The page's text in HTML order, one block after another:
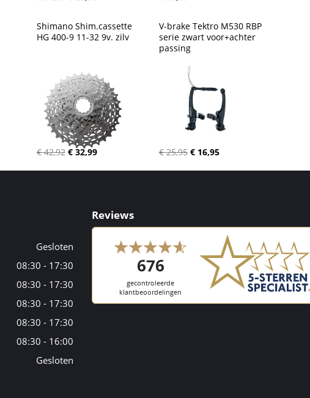
Shimano Shim.cassette
HG 400-9 11-32 9v. zilv
€ 42,92 € 32,99
V-brake Tektro M530 RBP
serie zwart voor+achter
passing
€ 25,95 € 16,95
Gesloten
08:30 - 17:30
08:30 - 17:30
08:30 - 17:30
08:30 - 17:30
08:30 - 16:00
Gesloten
Reviews